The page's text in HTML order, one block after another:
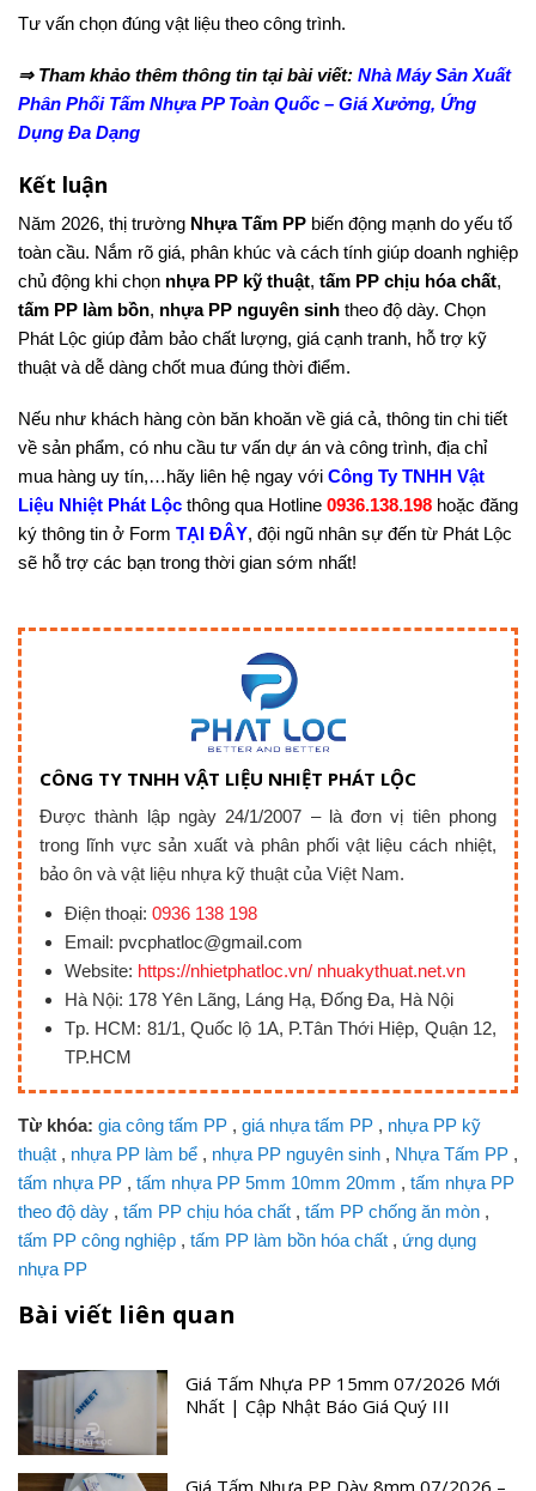
Tư vấn chọn đúng vật liệu theo công trình.
⇒ Tham khảo thêm thông tin tại bài viết: Nhà Máy Sản Xuất
Phân Phối Tấm Nhựa PP Toàn Quốc – Giá Xưởng, Ứng
Dụng Đa Dạng
Kết luận
Năm 2026, thị trường Nhựa Tấm PP biến động mạnh do yếu tố
toàn cầu. Nắm rõ giá, phân khúc và cách tính giúp doanh nghiệp
chủ động khi chọn nhựa PP kỹ thuật, tấm PP chịu hóa chất,
tấm PP làm bồn, nhựa PP nguyên sinh theo độ dày. Chọn
Phát Lộc giúp đảm bảo chất lượng, giá cạnh tranh, hỗ trợ kỹ
thuật và dễ dàng chốt mua đúng thời điểm.
Nếu như khách hàng còn băn khoăn về giá cả, thông tin chi tiết
về sản phẩm, có nhu cầu tư vấn dự án và công trình, địa chỉ
mua hàng uy tín,…hãy liên hệ ngay với Công Ty TNHH Vật
Liệu Nhiệt Phát Lộc thông qua Hotline 0936.138.198 hoặc đăng
ký thông tin ở Form TẠI ĐÂY, đội ngũ nhân sự đến từ Phát Lộc
sẽ hỗ trợ các bạn trong thời gian sớm nhất!
CÔNG TY TNHH VẬT LIỆU NHIỆT PHÁT LỘC
Được thành lập ngày 24/1/2007 – là đơn vị tiên phong
trong lĩnh vực sản xuất và phân phối vật liệu cách nhiệt,
bảo ôn và vật liệu nhựa kỹ thuật của Việt Nam.
Điện thoại: 0936 138 198
Email: pvcphatloc@gmail.com
Website: https://nhietphatloc.vn/ nhuakythuat.net.vn
Hà Nội: 178 Yên Lãng, Láng Hạ, Đống Đa, Hà Nội
Tp. HCM: 81/1, Quốc lộ 1A, P.Tân Thới Hiệp, Quận 12,
TP.HCM
Từ khóa: gia công tấm PP , giá nhựa tấm PP , nhựa PP kỹ
thuật , nhựa PP làm bể , nhựa PP nguyên sinh , Nhựa Tấm PP ,
tấm nhựa PP , tấm nhựa PP 5mm 10mm 20mm , tấm nhựa PP
theo độ dày , tấm PP chịu hóa chất , tấm PP chống ăn mòn ,
tấm PP công nghiệp , tấm PP làm bồn hóa chất , ứng dụng
nhựa PP
Bài viết liên quan
Giá Tấm Nhựa PP 15mm 07/2026 Mới
Nhất | Cập Nhật Báo Giá Quý III
Giá Tấm Nhựa PP Dày 8mm 07/2026 –